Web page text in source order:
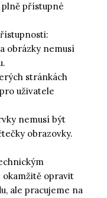
plně přístupné
obrázky nemusí
stránkách
uživatele
nemusí být
obrazovky.
opravit
ale pracujeme na